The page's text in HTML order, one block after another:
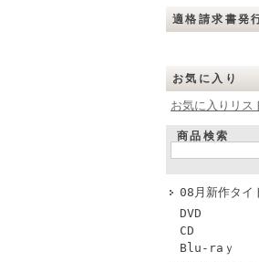
適格請求書発
お気に入り
お気に入りリス
商品検索
08月新作タイ
DVD
CD
Blu-raｙ